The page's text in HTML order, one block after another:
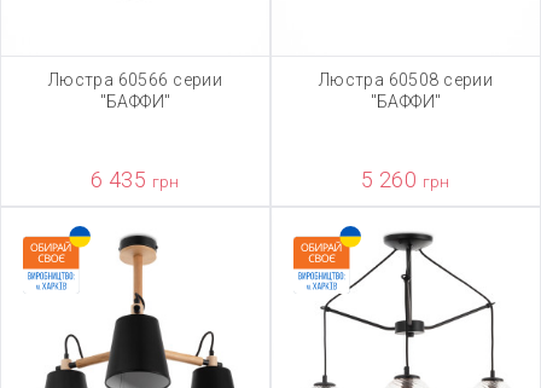
Люстра 60566 серии
"БАФФИ"
6 435 грн
Люстра 60508 серии
"БАФФИ"
5 260 грн